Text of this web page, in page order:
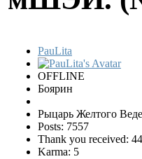
PauLita
OFFLINE
Боярин
Рыцарь Желтого
Posts: 7557
Thank you received: 44
Karma: 5